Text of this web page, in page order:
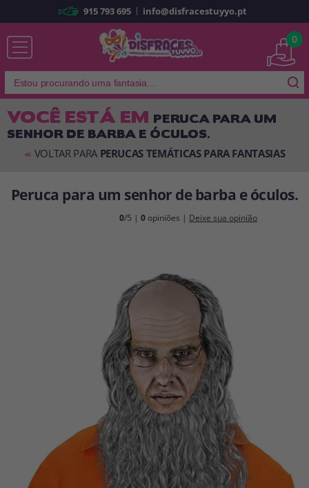
Já sou cliente
Lembrar-me Esqueceu sua senha?
É a minha primeira vez
compras rapidamente em nossa loja virtual, verificar o status de seus
pedidos e consultar suas operações anteriores.
Vá em frente! Estávamos esperando por você.
CRIAR CONTA
915 793 695 | info@disfracestuyyo.pt
0
VOCÊ ESTÁ EM PERUCA PARA UM
SENHOR DE BARBA E ÓCULOS.
<< VOLTAR PARA PERUCAS TEMÁTICAS PARA FANTASIAS
Peruca para um senhor de barba e óculos.
0/5 |0 opiniões | Deixe sua opinião